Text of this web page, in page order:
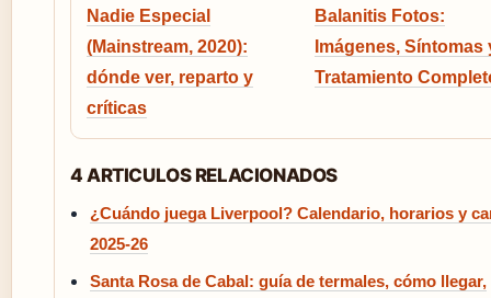
Nadie Especial
(Mainstream, 2020):
dónde ver, reparto y
críticas
Balanitis Fotos:
Imágenes, Síntomas
Tratamiento
4 ARTICULOS RELACIONADOS
¿Cuándo juega Liverpool? Calendario, horarios y
2025-26
Santa Rosa de Cabal: guía de termales, cómo llegar,